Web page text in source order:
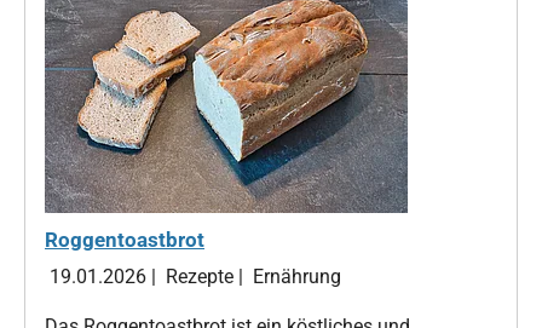
Roggentoastbrot
19.01.2026 | Rezepte | Ernährung